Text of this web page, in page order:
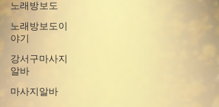
노래방보도
노래방보도이
야기
강서구마사지
알바
마사지알바